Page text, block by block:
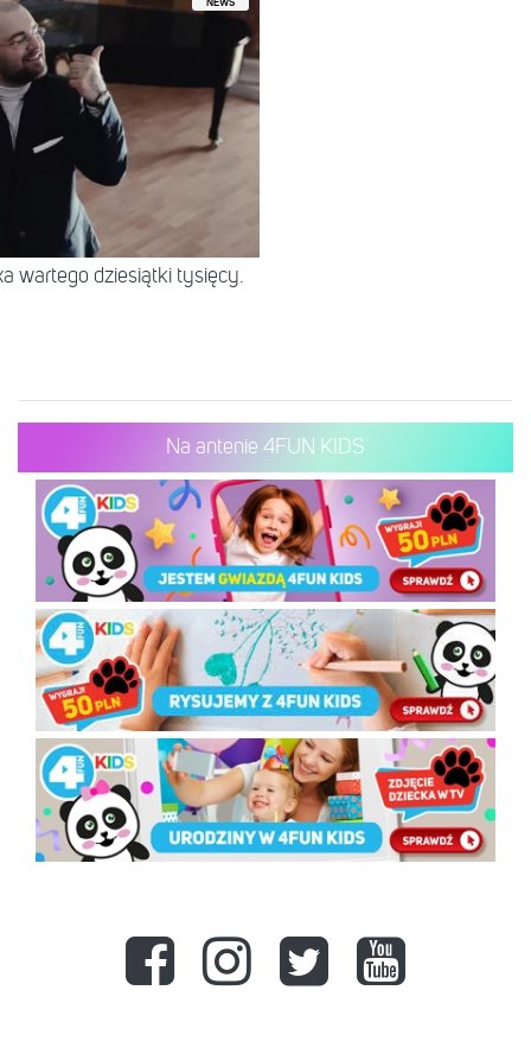
NEWS
wartego dziesiątki tysięcy.
Na antenie 4FUN KIDS